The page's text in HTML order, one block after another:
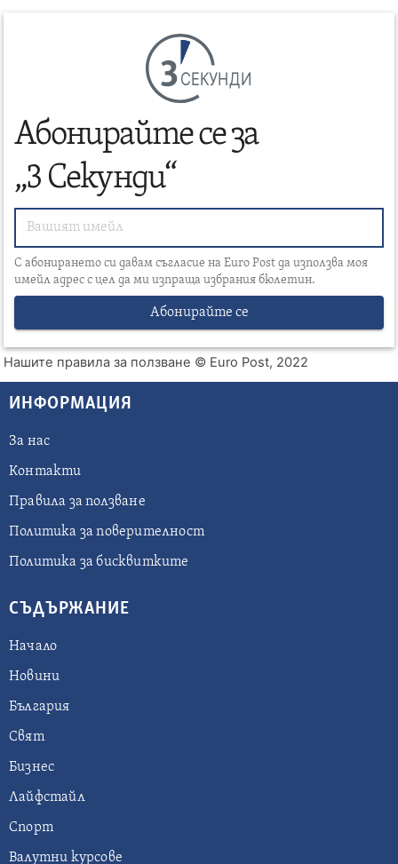
СЕКУНДИ
Абонирайте се за
„3 Секунди“
С абонирането си давам съгласие на Euro Post да използва моя
имейл адрес с цел да ми изпраща избрания бюлетин.
Абонирайте се
Нашите правила за ползване © Euro Post, 2022
ИНФОРМАЦИЯ
За нас
Контакти
Правила за ползване
Политика за поверителност
Политика за бисквитките
СЪДЪРЖАНИЕ
Начало
Новини
България
Свят
Бизнес
Лайфстайл
Спорт
Валутни курсове